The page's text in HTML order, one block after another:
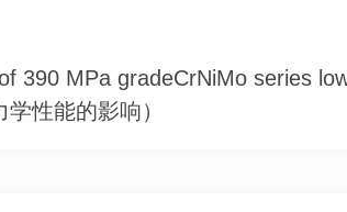
390 MPa gradeCrNiMo series
性能的影响）